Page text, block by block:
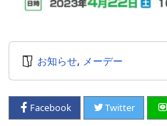
お知らせ, メーデー
Facebook Twitter